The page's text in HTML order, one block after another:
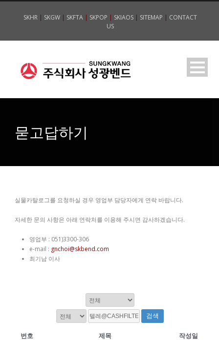
SKHR| SKGW| SKFTA| SKPOP | SKIAOS| SITEMAP | CONTACT
US
묻고답하기
실물카탈로그를 요청하실 경우 영업부 담당자에게 연락 바랍니다.
자세한 문의 사항은 아래 연락처를 이용해 주시면 감사하겠습니다.
영업부 : 051)3300-306
e-mail : gnchoi@skbend.com
최기남 이사
검색
번호 제목 작성일